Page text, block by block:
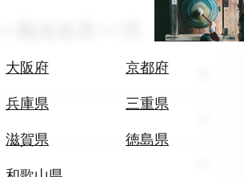
大阪府
京都府
兵庫県
三重県
滋賀県
徳島県